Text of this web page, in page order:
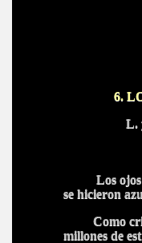
6.
L.
Los
se hicieron
Como
millones de